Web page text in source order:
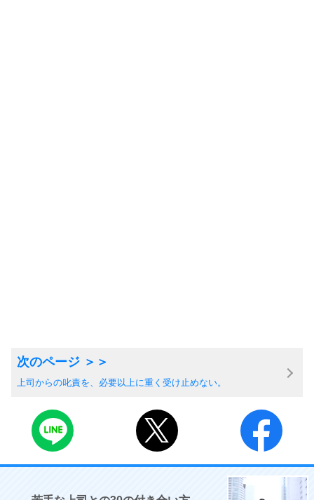
上司からの叱責を、必要以上に重く受け止めない。